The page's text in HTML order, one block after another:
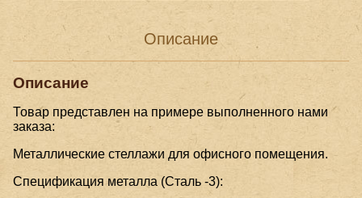
Описание
Описание
Товар представлен на примере выполненного нами
заказа:
Металлические стеллажи для офисного помещения.
Спецификация металла (Сталь -3):